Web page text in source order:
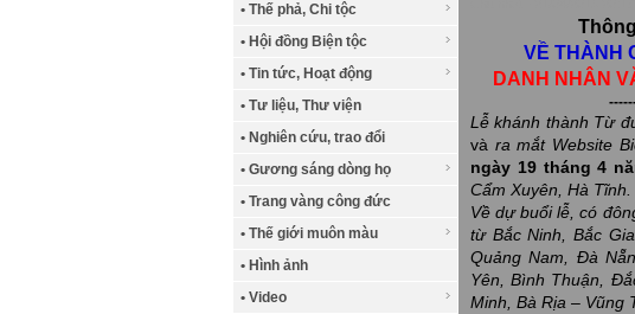
• Thế phả, Chi tộc
• Hội đồng Biện tộc
• Tin tức, Hoạt động
• Tư liệu, Thư viện
• Nghiên cứu, trao đổi
• Gương sáng dòng họ
• Trang vàng công đức
• Thế giới muôn màu
• Hình ảnh
• Video
VỀ THÀNH
DANH NHÂN
Lễ khánh thành Từ
và ra mắt Website
ngày 19 tháng 4
Cẩm Xuyên, Hà
Về dự buổi lễ, có
từ Bắc Ninh, Bắc
Quảng Nam, Đà
Yên, Bình Thuận,
Minh, Bà Rịa – Vũng